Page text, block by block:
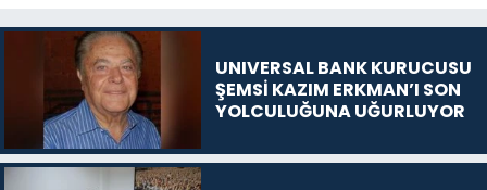
UNIVERSAL BANK KURUCUSU
ŞEMSİ KAZIM ERKMAN’I SON
YOLCULUĞUNA UĞURLUYOR